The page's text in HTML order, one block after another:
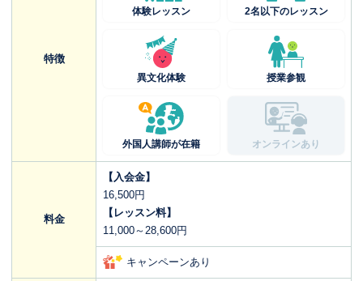
特徴
体験レッスン 2名以下のレッスン
異文化体験 授業参観
外国人講師が在籍 オンラインあり
料金
【入会金】
16,500円
【レッスン料】
11,000～28,600円
キャンペーンあり